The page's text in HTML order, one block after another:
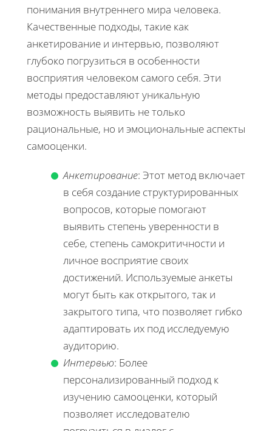
понимания внутреннего мира человека.
Качественные подходы, такие как
анкетирование и интервью, позволяют
глубоко погрузиться в особенности
восприятия человеком самого себя. Эти
методы предоставляют уникальную
возможность выявить не только
рациональные, но и эмоциональные аспекты
самооценки.
Анкетирование: Этот метод включает
в себя создание структурированных
вопросов, которые помогают
выявить степень уверенности в
себе, степень самокритичности и
личное восприятие своих
достижений. Используемые анкеты
могут быть как открытого, так и
закрытого типа, что позволяет гибко
адаптировать их под исследуемую
аудиторию.
Интервью: Более
персонализированный подход к
изучению самооценки, который
позволяет исследователю